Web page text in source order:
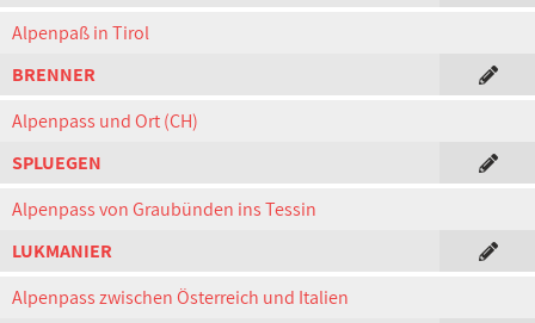
Alpenpaß in Tirol
BRENNER
Alpenpass und Ort (CH)
SPLUEGEN
Alpenpass von Graubünden ins Tessin
LUKMANIER
Alpenpass zwischen Österreich und Italien